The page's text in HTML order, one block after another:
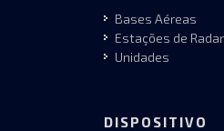
Bases Aéreas
Estações de Radar
Unidades
DISPOSITIVO